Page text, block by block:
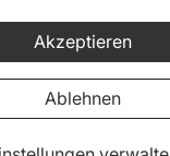
Akzeptieren
Ablehnen
· Site by